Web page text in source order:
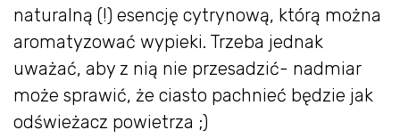
naturalną (!) esencję cytrynową, którą można
aromatyzować wypieki. Trzeba jednak
uważać, aby z nią nie przesadzić- nadmiar
może sprawić, że ciasto pachnieć będzie jak
odświeżacz powietrza ;)